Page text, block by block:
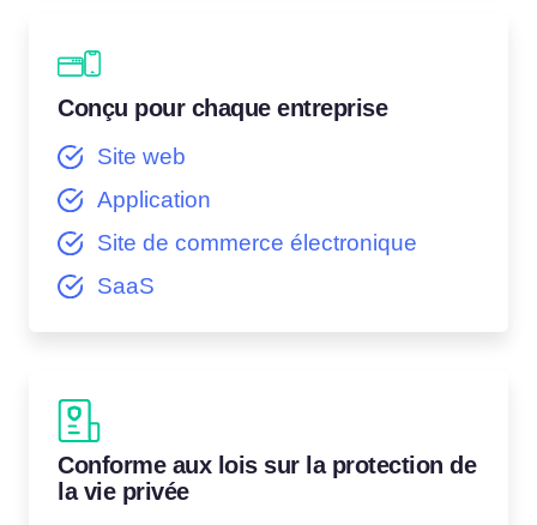
Conçu pour chaque entreprise
Site web
Application
Site de commerce électronique
SaaS
Conforme aux lois sur la protection de
la vie privée